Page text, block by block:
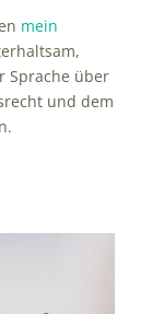
mein
Sprache über
und dem